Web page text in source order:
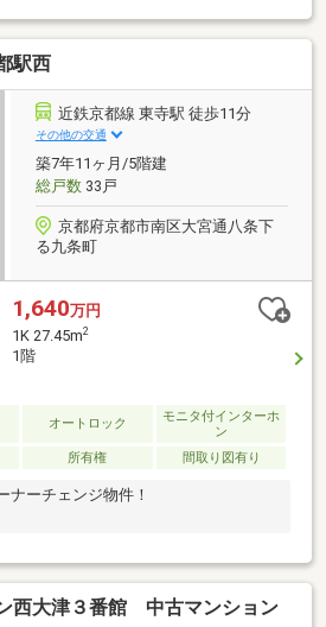
日々の暮らしを支える設備が整ってい
駅西
近鉄京都線 東寺駅 徒歩11分
その他の交通
築7年11ヶ月/5階建
総戸数33戸
京都府京都市南区大宮通八条下
る九条町
1,640万円
1K 27.45m2
1階
オートロック
モニタ付インターホ
ン
所有権 間取り図有り
ーチェンジ物件！
西大津３番館 中古マンション